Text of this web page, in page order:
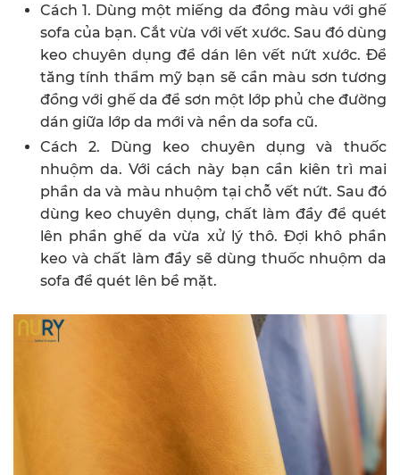
Cách 1. Dùng một miếng da đồng màu với ghế
sofa của bạn. Cắt vừa với vết xước. Sau đó dùng
keo chuyên dụng để dán lên vết nứt xước. Để
tăng tính thẩm mỹ bạn sẽ cần màu sơn tương
đồng với ghế da để sơn một lớp phủ che đường
dán giữa lớp da mới và nền da sofa cũ.
Cách 2. Dùng keo chuyên dụng và thuốc
nhuộm da. Với cách này bạn cần kiên trì mai
phần da và màu nhuộm tại chỗ vết nứt. Sau đó
dùng keo chuyên dụng, chất làm đầy để quét
lên phần ghế da vừa xử lý thô. Đợi khô phần
keo và chất làm đầy sẽ dùng thuốc nhuộm da
sofa để quét lên bề mặt.